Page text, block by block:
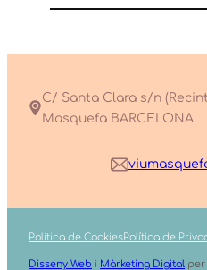
C/ Santa Clara s/n
Masquefa BARCELONA
Política de CookiesPolítica de
Disseny Web i Màrketing Digital per